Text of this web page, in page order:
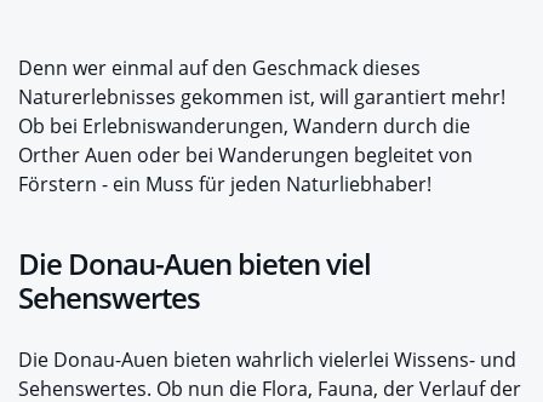
Denn wer einmal auf den Geschmack dieses
Naturerlebnisses gekommen ist, will garantiert mehr!
Ob bei Erlebniswanderungen, Wandern durch die
Orther Auen oder bei Wanderungen begleitet von
Förstern - ein Muss für jeden Naturliebhaber!
Die Donau-Auen bieten viel
Sehenswertes
Die Donau-Auen bieten wahrlich vielerlei Wissens- und
Sehenswertes. Ob nun die Flora, Fauna, der Verlauf der